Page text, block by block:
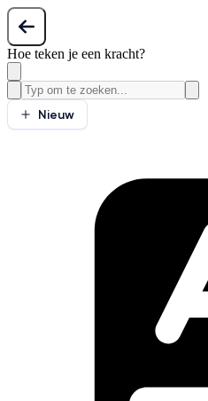
Hoe teken je een kracht?
Nieuw